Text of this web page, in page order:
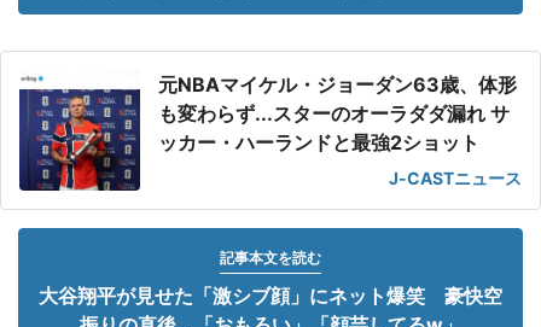
元NBAマイケル・ジョーダン63歳、体形
も変わらず...スターのオーラダダ漏れ サ
ッカー・ハーランドと最強2ショット
J-CASTニュース
記事本文を読む
大谷翔平が見せた「激シブ顔」にネット爆笑 豪快空